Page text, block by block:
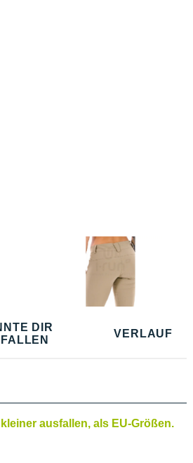
DIR
VERLAUF
ausfallen, als EU-Größen.